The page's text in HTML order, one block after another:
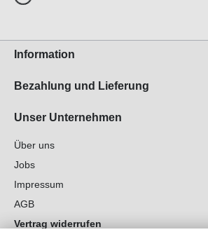
Information
Bezahlung und Lieferung
Unser Unternehmen
Über uns
Jobs
Impressum
AGB
Vertrag widerrufen